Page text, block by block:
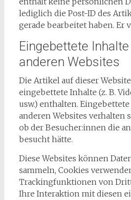
lediglich die Post-ID des
gerade bearbeitet haben. Er
Eingebettete
anderen Websites
Die Artikel auf dieser
eingebettete Inhalte (z. B.
usw.) enthalten.
anderen Websites verhalten
ob der Besucher:innen die
besucht hätte.
Diese Websites können
sammeln, Cookies
Trackingfunktionen von
Ihre Interaktion mit diesen